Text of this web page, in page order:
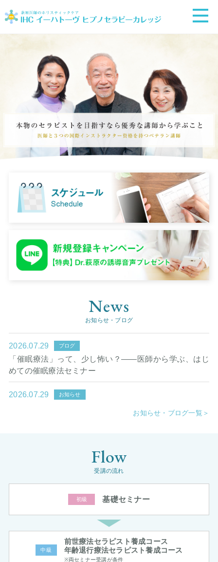
お知らせ・ブログ
お知らせ・ブログ一覧＞
受講の流れ
初級 基礎セミナー
中級
前世療法セラピスト養成コース
年齢退行療法セラピスト養成コース
※両セミナー受講が条件